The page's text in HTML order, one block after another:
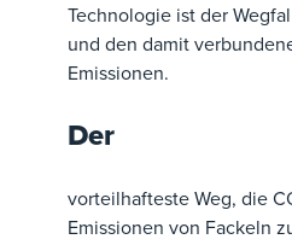
Technologie ist der
und den damit
Emissionen.
Der
vorteilhafteste Weg, die
Emissionen von Fackeln